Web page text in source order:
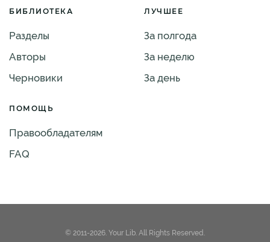
БИБЛИОТЕКА
Разделы
Авторы
Черновики
ЛУЧШЕЕ
За полгода
За неделю
За день
ПОМОЩЬ
Правообладателям
FAQ
© 2011-2026. Your Lib. All Rights Reserved.